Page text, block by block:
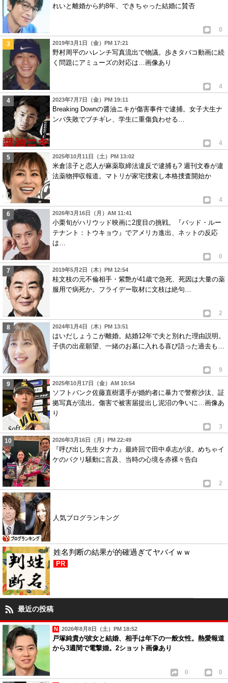
れいと離婚から約8年、できちゃった結婚に賛否
0
2019年3月1日（金）PM 17:21
野村周平のハレンチ写真流出で物議。歩きタバコ動画に続
く問題にアミューズの対応は…画像あり
4
2023年7月7日（金）PM 19:11
Breaking Downの醤油ニキが傷害事件で逮捕。女子大生ナ
ンパ失敗でブチギレ、学生に重傷負わせる…
4
2025年10月11日（土）PM 13:02
米倉涼子と恋人が麻薬取締法違反で逮捕も? 週刊文春が違
法薬物押収報道。マトリが家宅捜索し本格捜査開始か
4
2026年3月16日（月）AM 11:41
小栗旬がハリウッド映画に2度目の挑戦。『バッド・ルー
テナント：トウキョウ』でアメリカ進出、ネットの反応
は…
0
2019年5月2日（木）PM 12:54
桂文枝の元不倫相手・紫艶が41歳で急死、死因は大量の薬
服用で病死か。フライデー取材に文枝は絶句…
2
2024年1月4日（木）PM 13:51
はいだしょうこが離婚。結婚12年で夫と別れた理由説明。
子供の出産願望、一緒のお墓に入れる喜び語った過去も…
9
2025年10月17日（金）AM 10:54
ソフトバンク佐藤直樹選手が婚約者に暴力で警察沙汰、証
拠写真が流出。傷害で被害届提出し泥沼の争いに…画像あ
り
3
2026年3月16日（月）PM 22:49
『呼び出し先生タナカ』最終回で田中卓志が涙。めちゃイ
ケのパクリ騒動に言及、当時の心境を赤裸々告白
2
人気ブログランキング
姓名判断の結果が的確過ぎてヤバイｗｗ
PR
最近の投稿
2026年8月8日（土）PM 18:52
戸塚純貴が彼女と結婚、相手は年下の一般女性。熱愛報道
から3週間で電撃婚。2ショット画像あり
0 0